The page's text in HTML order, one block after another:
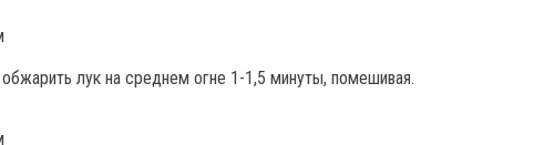
лук на среднем огне 1-1,5 минуты, помешивая.